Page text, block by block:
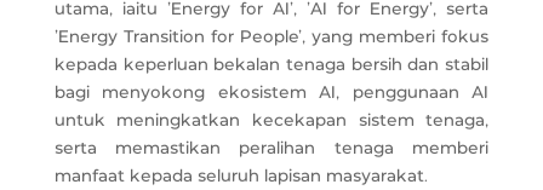
utama, iaitu ‘Energy for AI’, ‘AI for Energy’, serta
‘Energy Transition for People’, yang memberi fokus
kepada keperluan bekalan tenaga bersih dan stabil
bagi menyokong ekosistem AI, penggunaan AI
untuk meningkatkan kecekapan sistem tenaga,
serta memastikan peralihan tenaga memberi
manfaat kepada seluruh lapisan masyarakat.